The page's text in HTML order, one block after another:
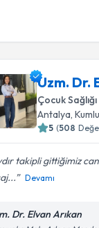
Uzm. Dr.
Çocuk
Antalya ,
5 (508
takipli gittiğimiz
Devamı
Dr. Elvan Arıkan